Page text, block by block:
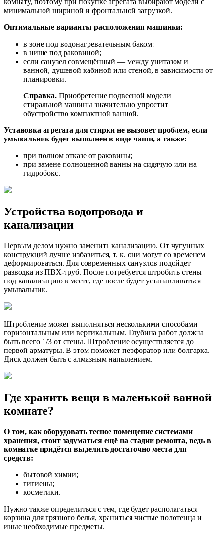
комнату, поэтому при покупке агрегата выбирают модели с
минимальной шириной и фронтальной загрузкой.
Оптимальные варианты расположения машинки:
в зоне под водонагревательным баком;
в нише под раковиной;
если санузел совмещённый — между унитазом и
ванной, душевой кабиной или стеной, в зависимости от
планировки.
Справка. Приобретение подвесной модели
стиральной машины значительно упростит
обустройство компактной ванной.
Установка агрегата для стирки не вызовет проблем, если
умывальник будет выполнен в виде чаши, а также:
при полном отказе от раковины;
при замене полноценной ванны на сидячую или на
гидробокс.
Устройства водопровода и
канализации
Первым делом нужно заменить канализацию. От чугунных
конструкций лучше избавиться, т. к. они могут со временем
деформироваться. Для современных санузлов подойдет
разводка из ПВХ-труб. После потребуется штробить стены
под канализацию в месте, где после будет устанавливаться
умывальник.
Штробление может выполняться несколькими способами –
горизонтальным или вертикальным. Глубина работ должна
быть всего 1/3 от стены. Штробление осуществляется до
первой арматуры. В этом поможет перфоратор или болгарка.
Диск должен быть с алмазным напылением.
Где хранить вещи в маленькой ванной
комнате?
О том, как оборудовать тесное помещение системами
хранения, стоит задуматься ещё на стадии ремонта, ведь в
комнатке придётся выделить достаточно места для
средств:
бытовой химии;
гигиены;
косметики.
Нужно также определиться с тем, где будет располагаться
корзина для грязного белья, храниться чистые полотенца и
иные необходимые предметы.